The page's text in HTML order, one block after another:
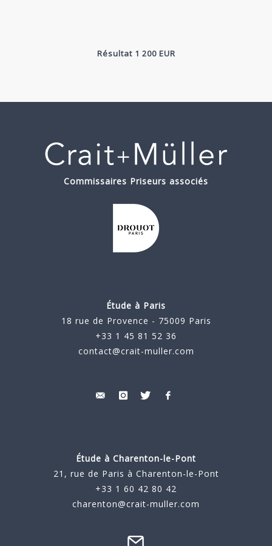
Résultat 1 200 EUR
Commissaires Priseurs associés
Étude à Paris
18 rue de Provence - 75009 Paris
+33 1 45 81 52 36
contact@crait-muller.com
Étude à Charenton-le-Pont
21, rue de Paris à Charenton-le-Pont
+33 1 60 42 80 42
charenton@crait-muller.com